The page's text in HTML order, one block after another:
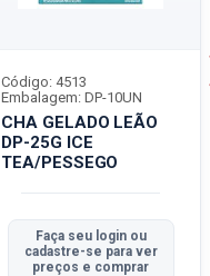
CHA GELADO LEÃO
DP-25G ICE
TEA/PESSEGO
Código: 4513
Embalagem: DP-10UN
Faça seu login ou
cadastre-se para ver
preços e comprar